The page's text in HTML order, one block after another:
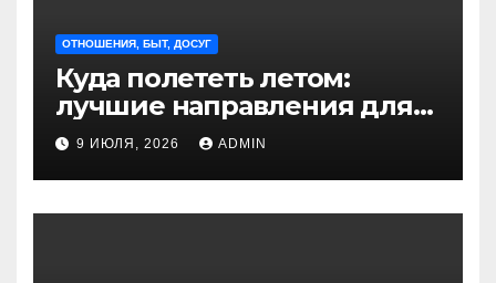
ОТНОШЕНИЯ, БЫТ, ДОСУГ
Куда полететь летом:
лучшие направления для
отдыха из Санкт-
Петербурга
9 ИЮЛЯ, 2026 ADMIN